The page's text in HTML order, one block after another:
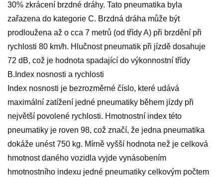
30% zkrácení brzdné dráhy. Tato pneumatika byla
zařazena do kategorie C. Brzdná dráha může být
prodloužena až o cca 7 metrů (od třídy A) při brzdění při
rychlosti 80 km/h. Hlučnost pneumatik při jízdě dosahuje
72 dB, což je hodnota spadající do výkonnostní třídy
B.Index nosnosti a rychlosti
Index nosnosti je bezrozměrné číslo, které udává
maximální zatížení jedné pneumatiky během jízdy při
největší povolené rychlosti. Hmotnostní index této
pneumatiky je roven 98, což značí, že jedna pneumatika
dokáže unést 750 kg. Mírně vyšší hodnota než je celková
hmotnost daného vozidla vyjde vynásobením
hmotnostního indexu jedné pneumatiky celkovým počtem